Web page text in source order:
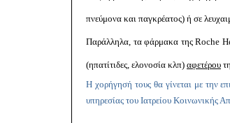
πνεύμονα και παγκρέατος) ή σε
Παράλληλα, τα φάρμακα της Roche
(ηπατίτιδες, ελονοσία κλπ) αφετέρου
Η χορήγησή τους θα γίνεται με την
υπηρεσίας του Ιατρείου Κοινωνικής